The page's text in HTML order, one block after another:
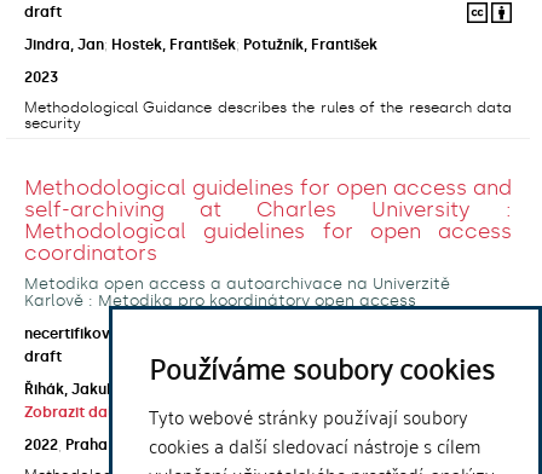
Používáme soubory cookies
Tyto webové stránky používají soubory
cookies a další sledovací nástroje s cílem
draft
Jindra, Jan; Hostek, František; Potužník, František
2023
Methodological Guidance describes the rules of the research data
security
Methodological guidelines for open access and
self-archiving at Charles University :
Methodological guidelines for open access
coordinators
Metodika open access a autoarchivace na Univerzitě
Karlově : Metodika pro koordinátory open access
necertifikovaná metodika
draft
Řihák, Jakub
Zobrazit další autory
2022 Praha
Univerzita Karlova, Ústřední knihovna